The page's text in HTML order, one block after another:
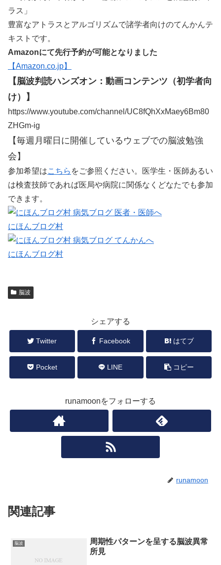
ラス」
豊富なアトラスとアルゴリズムで諸学者向けのてんかんテ
キストです。
Amazonにて先行予約が可能となりました
【Amazon.co.jp】
【脳波判読ハンズオン：動画コンテンツ（初学者向
け）】
https://www.youtube.com/channel/UC8fQhXxMaey6Bm80
ZHGm-ig
【毎週月曜日に開催しているウェブでの脳波勉強
会】
参加希望はこちら をご参照ください。医学生・医師あるい
は検査技師であれば医局や病院に関係なくどなたでも参加
できます。
にほんブログ村
にほんブログ村
脳波
シェアする
Twitter Facebook はてブ
Pocket LINE コピー
runamoonをフォローする
runamoon
関連記事
脳波
周期性パターンを呈する脳波異常
所見